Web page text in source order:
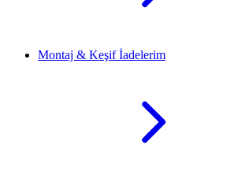
Montaj & Keşif İadelerim